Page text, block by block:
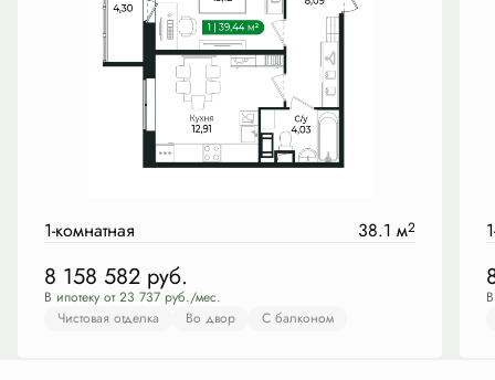
1-комнатная 38.1 м2
8 158 582 руб.
В ипотеку от 23 737 руб./мес.
Чистовая отделка
Во двор С балконом